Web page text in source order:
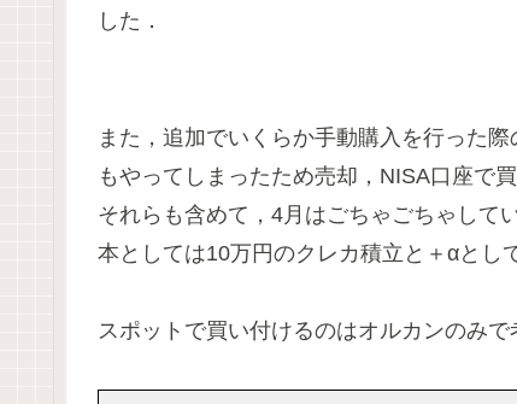
した．
また，追加でいくらか手動購入を行った
もやってしまったため売却，NISA口座で
それらも含めて，4月はごちゃごちゃして
本としては10万円のクレカ積立と＋αとし
スポットで買い付けるのはオルカンのみで